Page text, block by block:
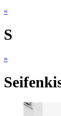
«
S
»